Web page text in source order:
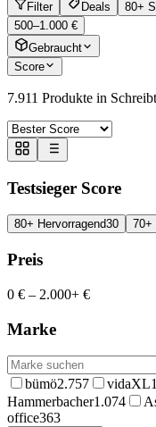
Filter Deals 80+
500–1.000 €
Gebraucht
Score
7.911 Produkte in
Testsieger Score
80+ Hervorragend30 70+
Preis
0 € – 2.000+ €
Marke
bümö2.757 vidaXL
Hammerbacher1.074
office363